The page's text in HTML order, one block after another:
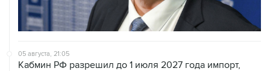
05 августа, 21:05
выпуск и обращение бензина Евро 2, Евро 3, Евро 4